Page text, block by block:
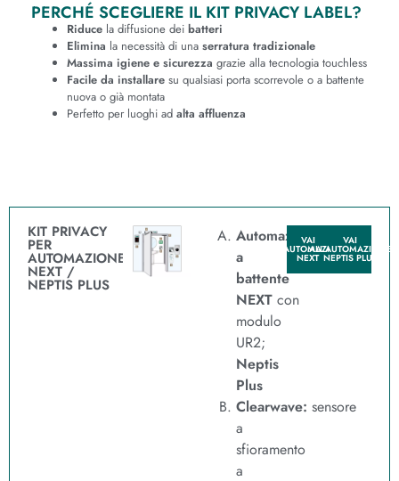
PERCHÉ SCEGLIERE IL KIT PRIVACY LABEL?
Riduce la diffusione dei batteri
Elimina la necessità di una serratura tradizionale
Massima igiene e sicurezza grazie alla tecnologia touchless
Facile da installare su qualsiasi porta scorrevole o a battente
nuova o già montata
Perfetto per luoghi ad alta affluenza
KIT PRIVACY
PER
AUTOMAZIONE
NEXT /
NEPTIS PLUS
Automazione
a
battente
NEXTcon
modulo
UR2;
Neptis
Plus
Clearwave: sensore
a
sfioramento
a
VAI
ALL'AUTOMAZIONE
NEXT
VAI
ALL'AUTOMAZIONE
NEPTIS PLUS